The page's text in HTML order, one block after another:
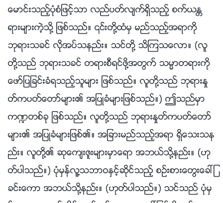
ေမာင္းသည့္ပုံစံျဖင့္သာ လည္ပတ္လ်က္ရွိသည့္ စက္ယႏၲ
ရားမ်ားကဲ့သို႔ ျဖစ္သည္။ ၎တို႔ထံမွ မည္သည့္အရာကို
ဘုရားသခင္ လိုအပ္သနည္း။ သင္တို႔ သိၾကသေလာ။ (လူ
တို႔သည္ ဘုရားသခင္ တရားစီရင္ဖို႔အတြက္ သမၼာတရားကို
ေဖာ္ျပျခင္းခံရသည့္သူမ်ား ျဖစ္သည္။ လူတို႔သည္ ဘုရားႏႈ
တ္ကပတ္ေတာ္မ်ား၏ အျပဳခံမ်ားျဖစ္သည္။) ဤသည္မွာ
က႑တစ္ခု ျဖစ္သည္။ လူတို႔သည္ ဘုရားႏႈတ္ကပတ္ေတာ္
မ်ား၏ အျပဳခံမ်ားျဖစ္၏။ အျခားမည္သည့္အရာ ရွိေသးသန
ည္း။ လူတို႔၏ ဆုေက်းဇူးမ်ားမွာေရာ အဘယ္သို႔နည္း။ (ဟု
တ္ပါသည္။) ပုံမွန္လူ႔သဘာဝႏွင့္ဆိုင္သည့္ စဥ္းစားေတြးေခၚျ
ခင္းေကာ အဘယ္သို႔နည္း။ (ဟုတ္ပါသည္။) သင္သည္ ပုံမွ